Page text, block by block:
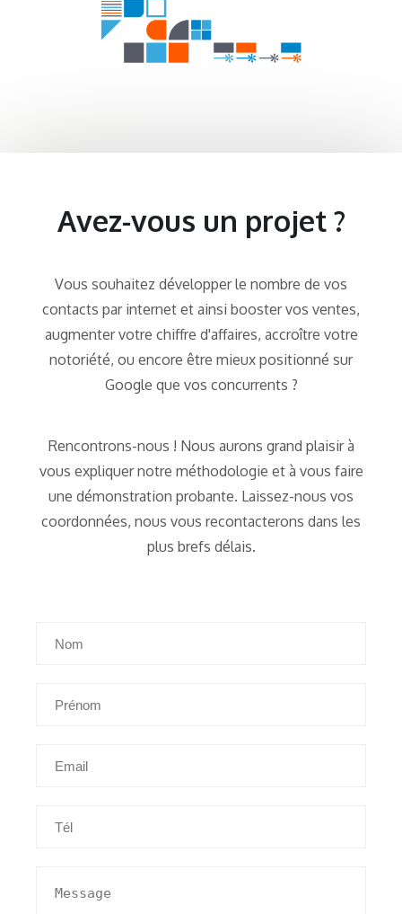
Avez-vous un projet ?
Vous souhaitez développer le nombre de vos
contacts par internet et ainsi booster vos ventes,
augmenter votre chiffre d'affaires, accroître votre
notoriété, ou encore être mieux positionné sur
Google que vos concurrents ?
Rencontrons-nous ! Nous aurons grand plaisir à
vous expliquer notre méthodologie et à vous faire
une démonstration probante. Laissez-nous vos
coordonnées, nous vous recontacterons dans les
plus brefs délais.